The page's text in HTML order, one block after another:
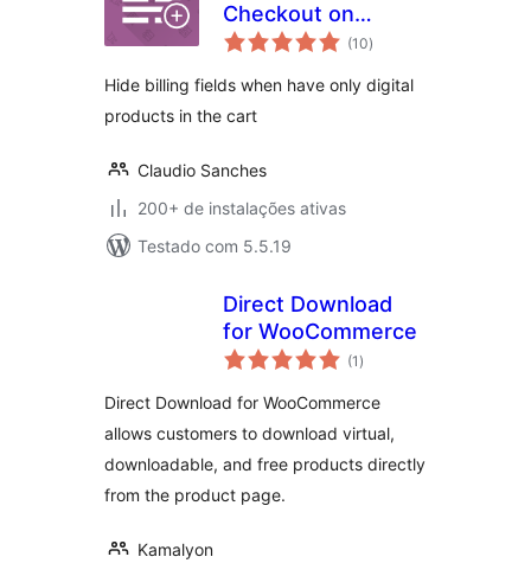
Checkout on
WooCommerce
(10total
de
)
Hide billing fields when have only digital
products in the cart
Claudio Sanches
200+ de instalações ativas
Testado com 5.5.19
Direct Download
for WooCommerce
(1 total
de
)
Direct Download for WooCommerce
allows customers to download virtual,
downloadable, and free products directly
from the product page.
Kamalyon